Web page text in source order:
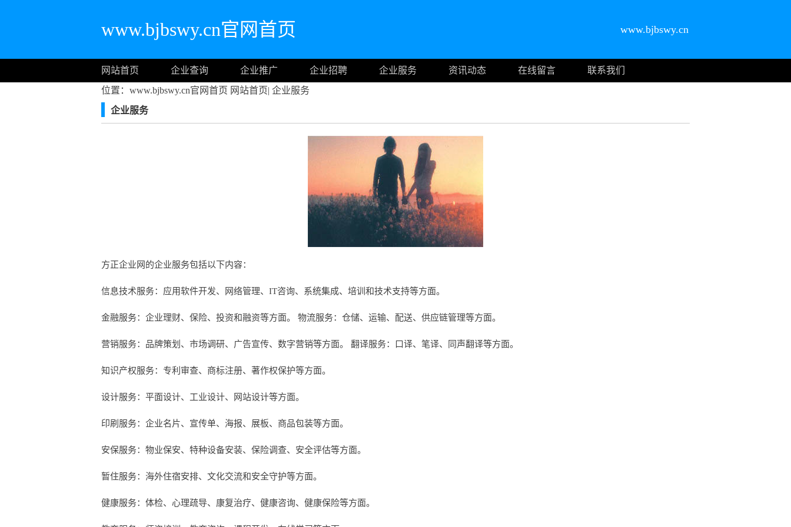
www.bjbswy.cn官网首页 www.bjbswy.cn
网站首页 企业查询 企业推广 企业招聘 企业服务 资讯动态 在线留言
联系我们
位置：www.bjbswy.cn官网首页 网站首页| 企业服务
企业服务
方正企业网的企业服务包括以下内容：
信息技术服务：应用软件开发、网络管理、IT咨询、系统集成、培训和技术支持等方面。
金融服务：企业理财、保险、投资和融资等方面。 物流服务：仓储、运输、配送、供应链管理等方面。
营销服务：品牌策划、市场调研、广告宣传、数字营销等方面。 翻译服务：口译、笔译、同声翻译等方面。
知识产权服务：专利审查、商标注册、著作权保护等方面。
设计服务：平面设计、工业设计、网站设计等方面。
印刷服务：企业名片、宣传单、海报、展板、商品包装等方面。
安保服务：物业保安、特种设备安装、保险调查、安全评估等方面。
暂住服务：海外住宿安排、文化交流和安全守护等方面。
健康服务：体检、心理疏导、康复治疗、健康咨询、健康保险等方面。